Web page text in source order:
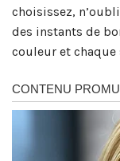
choisissez,
des instants de
couleur et chaque